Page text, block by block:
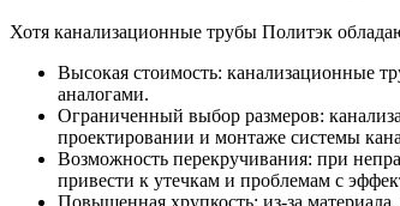
Хотя канализационные трубы Политэк
Высокая стоимость: канализационные
аналогами.
Ограниченный выбор размеров:
проектировании и монтаже системы
Возможность перекручивания: при
привести к утечкам и проблемам с